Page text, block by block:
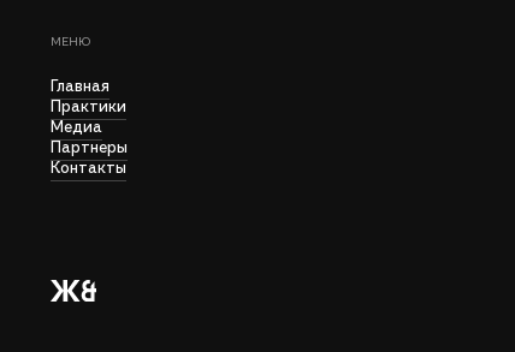
МЕНЮ
Главная
Практики
Медиа
Партнеры
Контакты